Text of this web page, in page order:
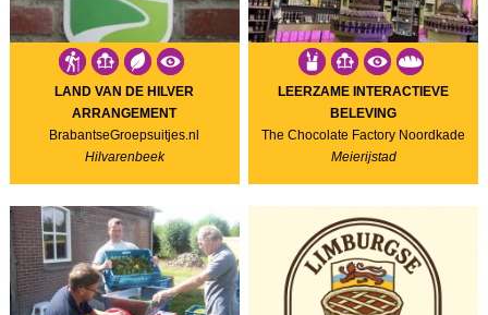
LAND VAN DE HILVER
ARRANGEMENT
BrabantseGroepsuitjes.nl
Hilvarenbeek
LEERZAME INTERACTIEVE
BELEVING
The Chocolate Factory Noordkade
Meierijstad